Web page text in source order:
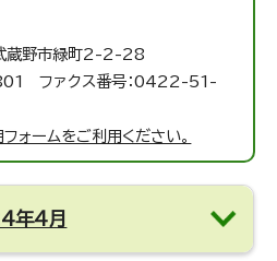
野市緑町2-2-28
ファクス番号：0422-51-
ォームをご利用ください。
年4月